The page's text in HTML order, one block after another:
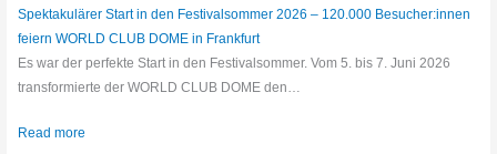
Spektakulärer Start in den Festivalsommer 2026 – 120.000 Besucher:innen
feiern WORLD CLUB DOME in Frankfurt
Es war der perfekte Start in den Festivalsommer. Vom 5. bis 7. Juni 2026
transformierte der WORLD CLUB DOME den…
Read more